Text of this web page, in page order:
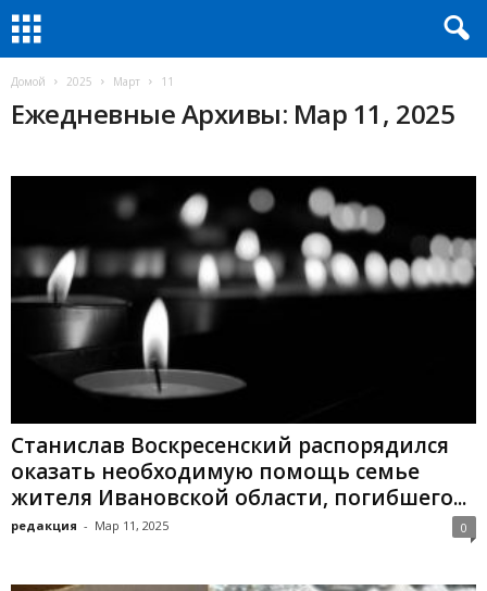
Домой 2025 Март 11
Ежедневные Архивы: Мар 11, 2025
Станислав Воскресенский распорядился
оказать необходимую помощь семье
жителя Ивановской области, погибшего...
редакция - Мар 11, 2025 0